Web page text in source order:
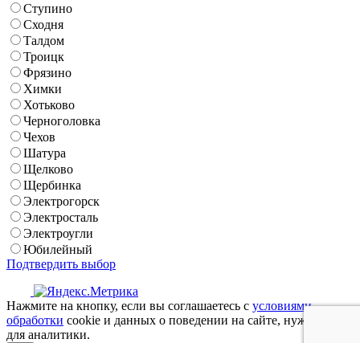
Ступино
Сходня
Талдом
Троицк
Фрязино
Химки
Хотьково
Черноголовка
Чехов
Шатура
Щелково
Щербинка
Электрогорск
Электросталь
Электроугли
Юбилейный
Подтвердить выбор
Нажмите на кнопку, если вы соглашаетесь с условиями
обработки cookie и данных о поведении на сайте, нужных нам
для аналитики.